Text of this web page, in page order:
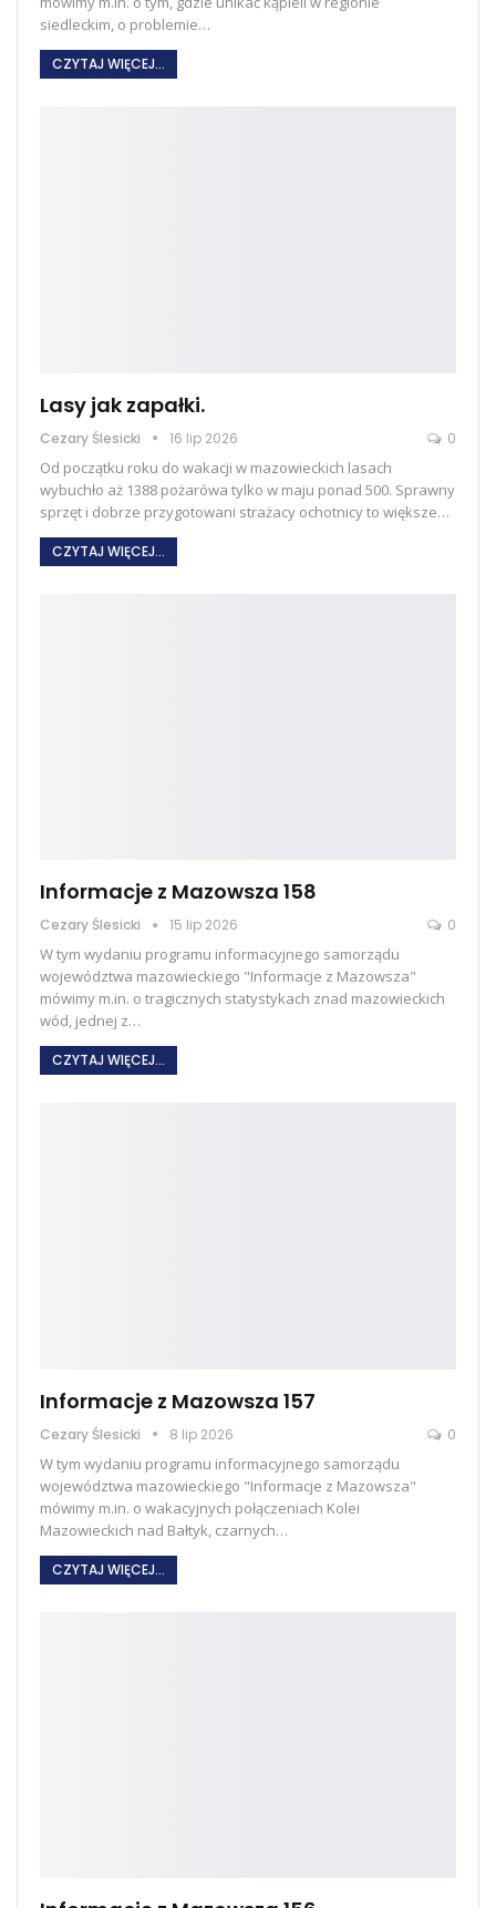
siedleckim, o problemie…
CZYTAJ WIĘCEJ...
Lasy jak zapałki.
Cezary Ślesicki 16 lip 2026 0
Od początku roku do wakacji w mazowieckich lasach
wybuchło aż 1388 pożarówa tylko w maju ponad 500. Sprawny
sprzęt i dobrze przygotowani strażacy ochotnicy to większe…
CZYTAJ WIĘCEJ...
Informacje z Mazowsza 158
Cezary Ślesicki 15 lip 2026 0
W tym wydaniu programu informacyjnego samorządu
województwa mazowieckiego "Informacje z Mazowsza"
mówimy m.in. o tragicznych statystykach znad mazowieckich
wód, jednej z…
CZYTAJ WIĘCEJ...
Informacje z Mazowsza 157
Cezary Ślesicki 8 lip 2026 0
W tym wydaniu programu informacyjnego samorządu
województwa mazowieckiego "Informacje z Mazowsza"
mówimy m.in. o wakacyjnych połączeniach Kolei
Mazowieckich nad Bałtyk, czarnych…
CZYTAJ WIĘCEJ...